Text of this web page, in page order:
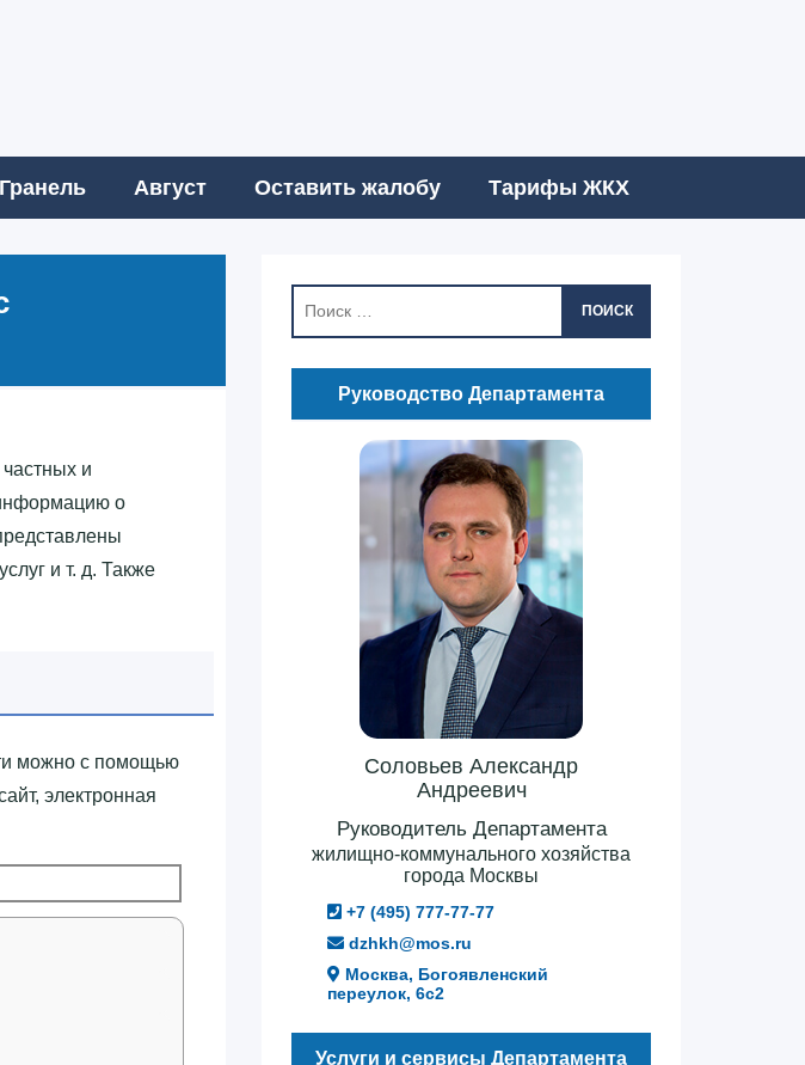
Гранель Август Оставить жалобу Тарифы ЖКХ
и
о
и т. д. Также
можно с помощью
электронная
ПОИСК
Руководство Департамента
Соловьев Александр
Андреевич
Руководитель Департамента
жилищно-коммунального хозяйства
города Москвы
+7 (495) 777-77-77
dzhkh@mos.ru
Москва, Богоявленский
переулок, 6с2
Услуги и сервисы Департамента